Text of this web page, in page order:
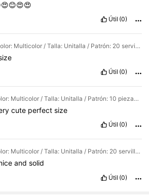
Útil (0)
Color: Multicolor / Talla: Unitalla / Patrón: 20 servilletas salvajes.
Útil (0)
Color: Multicolor / Talla: Unitalla / Patrón: 10 piezas una taza salvaje
cute perfect size
Útil (0)
Color: Multicolor / Talla: Unitalla / Patrón: 20 servilletas salvajes.
and solid
Útil (0)